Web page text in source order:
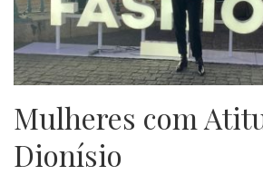
Mulheres com
Dionísio